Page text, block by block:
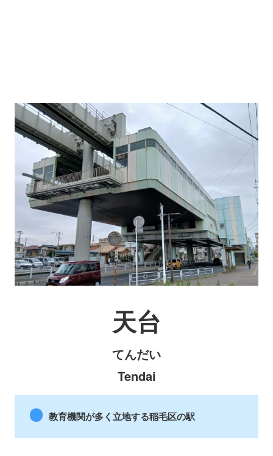
天台
てんだい
Tendai
教育機関が多く立地する稲毛区の駅